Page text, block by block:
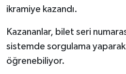
ikramiye kazandı.
Kazananlar, bilet seri
sistemde sorgulama yaparak
öğrenebiliyor.